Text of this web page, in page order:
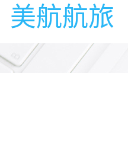
美航航旅